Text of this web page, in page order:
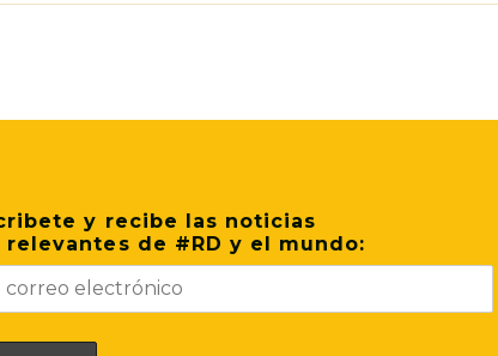
y recibe las noticias
relevantes de #RD y el mundo: